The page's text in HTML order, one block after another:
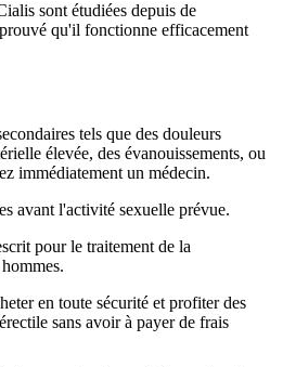
sont étudiées depuis de
qu'il fonctionne efficacement
tels que des douleurs
élevée, des évanouissements, ou
immédiatement un médecin.
avant l'activité sexuelle prévue.
pour le traitement de la
en toute sécurité et profiter des
sans avoir à payer de frais